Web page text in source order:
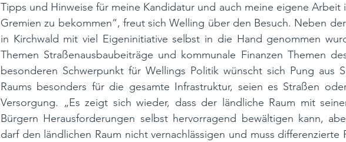
Tipps und Hinweise für meine Kandidatur und auch meine eigene Arbeit
Gremien zu bekommen“, freut sich Welling über den Besuch. Neben
in Kirchwald mit viel Eigeninitiative selbst in die Hand genommen
Themen Straßenausbaubeiträge und kommunale Finanzen Themen
besonderen Schwerpunkt für Wellings Politik wünscht sich Pung aus
Raums besonders für die gesamte Infrastruktur, seien es Straßen
Versorgung. „Es zeigt sich wieder, dass der ländliche Raum mit
Bürgern Herausforderungen selbst hervorragend bewältigen kann,
darf den ländlichen Raum nicht vernachlässigen und muss differenzierte